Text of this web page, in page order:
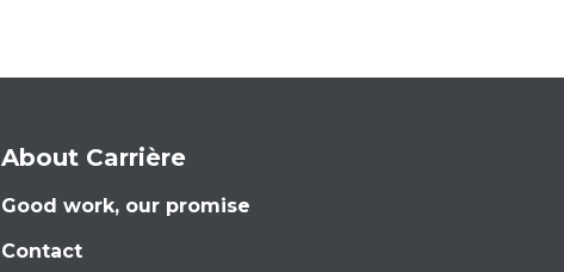
About Carrière
Good work, our promise
Contact